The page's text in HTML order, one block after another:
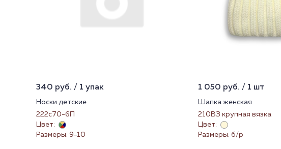
340 руб. / 1 упак
Носки детские
222с70-6П
Цвет:
Размеры: 9-10
1 050 руб. / 1 шт
Шапка женская
210ВЗ крупная вязка
Цвет:
Размеры: б/р